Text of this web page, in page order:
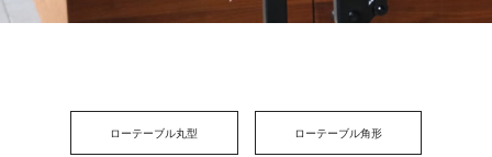
ローテーブル丸型 ローテーブル角形